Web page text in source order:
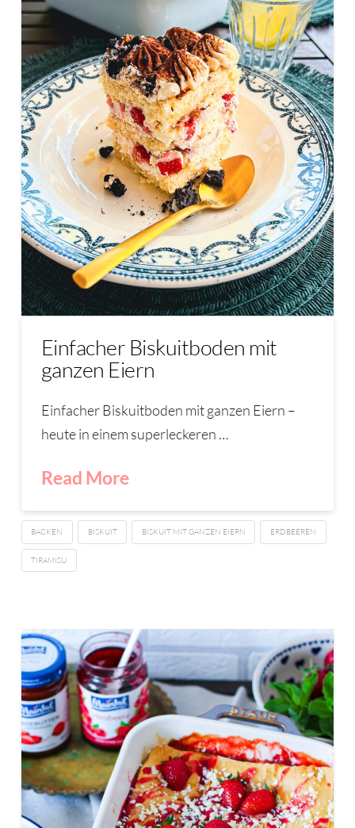
Einfacher Biskuitboden mit
ganzen Eiern
Einfacher Biskuitboden mit ganzen Eiern –
heute in einem superleckeren …
Read More
BACKEN BISKUIT BISKUIT MIT GANZEN EIERN ERDBEEREN
TIRAMISU